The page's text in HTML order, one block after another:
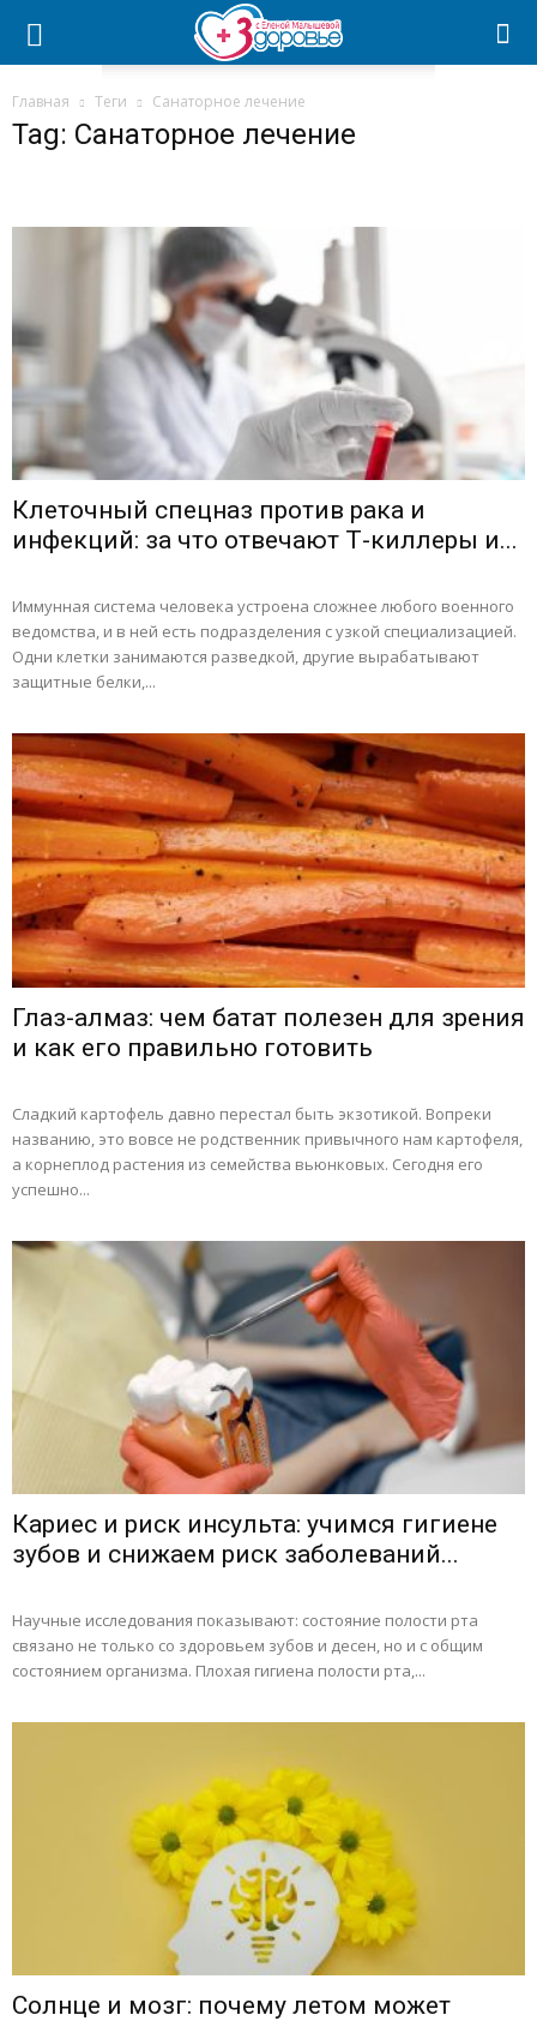
Главная Теги Санаторное лечение
Tag: Санаторное лечение
Клеточный спецназ против рака и
инфекций: за что отвечают Т-киллеры и...
Иммунная система человека устроена сложнее любого военного
ведомства, и в ней есть подразделения с узкой специализацией.
Одни клетки занимаются разведкой, другие вырабатывают
защитные белки,...
Глаз-алмаз: чем батат полезен для зрения
и как его правильно готовить
Сладкий картофель давно перестал быть экзотикой. Вопреки
названию, это вовсе не родственник привычного нам картофеля,
а корнеплод растения из семейства вьюнковых. Сегодня его
успешно...
Кариес и риск инсульта: учимся гигиене
зубов и снижаем риск заболеваний...
Научные исследования показывают: состояние полости рта
связано не только со здоровьем зубов и десен, но и с общим
состоянием организма. Плохая гигиена полости рта,...
Солнце и мозг: почему летом может